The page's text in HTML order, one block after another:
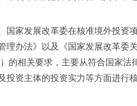
家发展改革委在核准境外投资项
理办法》以及《国家发展改革委
的相关要求，主要从符合国家
投资主体的投资实力等方面进行核